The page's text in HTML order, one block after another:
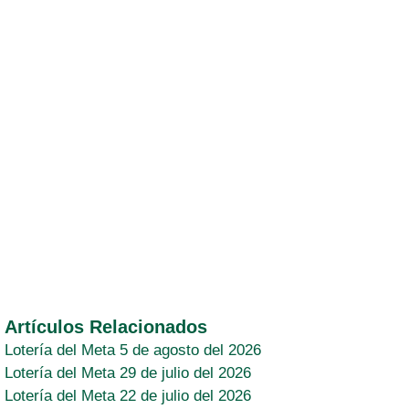
Artículos Relacionados
Lotería del Meta 5 de agosto del 2026
Lotería del Meta 29 de julio del 2026
Lotería del Meta 22 de julio del 2026